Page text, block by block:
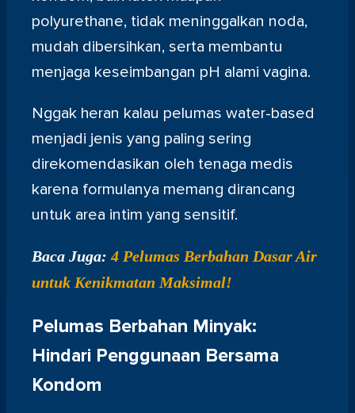
polyurethane, tidak meninggalkan noda,
mudah dibersihkan, serta membantu
menjaga keseimbangan pH alami vagina.
Nggak heran kalau pelumas water-based
menjadi jenis yang paling sering
direkomendasikan oleh tenaga medis
karena formulanya memang dirancang
untuk area intim yang sensitif.
Baca Juga:4 Pelumas Berbahan Dasar Air
untuk Kenikmatan Maksimal!
Pelumas Berbahan Minyak:
Hindari Penggunaan Bersama
Kondom